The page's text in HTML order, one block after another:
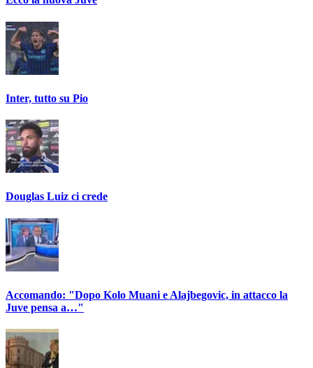
Inter, tutto su Pio
Douglas Luiz ci crede
Accomando: "Dopo Kolo Muani e Alajbegovic, in attacco la
Juve pensa a…"